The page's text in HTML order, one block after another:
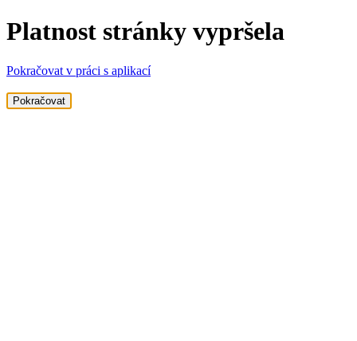
Platnost stránky vypršela
Pokračovat v práci s aplikací